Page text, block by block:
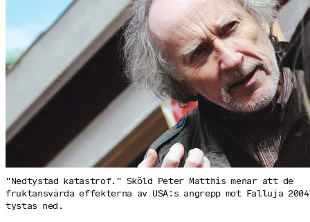
"Nedtystad katastrof." Sköld Peter Matthis menar att de
fruktansvärda effekterna av USA:s angrepp mot Falluja 2004
tystas ned.